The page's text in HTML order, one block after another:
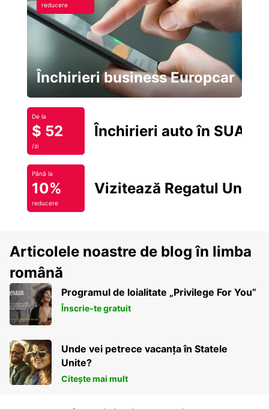
reducere
Închirieri business Europcar
De la
$ 52
/zi
Închirieri auto în SUA
Până la
10%
reducere
Vizitează Regatul Unit
Articolele noastre de blog în limba
română
Programul de loialitate „Privilege For You”
Înscrie-te gratuit
Unde vei petrece vacanța în Statele
Unite?
Citește mai mult